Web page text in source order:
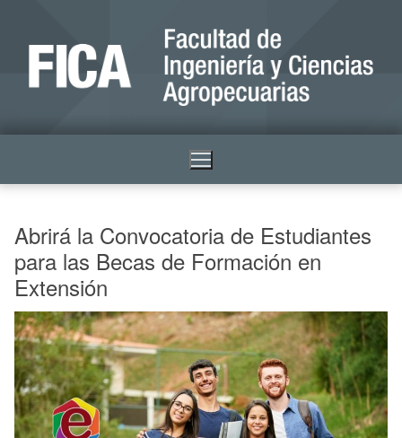
Abrirá la Convocatoria de Estudiantes
para las Becas de Formación en
Extensión